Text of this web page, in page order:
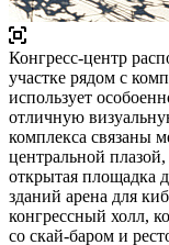
Конгресс-центр
участке рядом с
использует
отличную
комплекса связаны
центральной
открытая площадка
зданий арена для
конгрессный холл,
со скай-баром и